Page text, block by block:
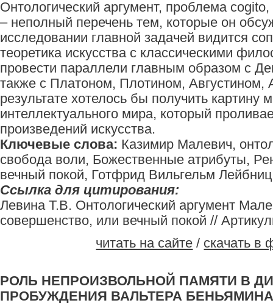
Онтологический аргумент, проблема
– неполный перечень тем, которые он
исследовании главной задачей видится
теоретика искусства с классическими
провести параллели главным образом с
также с Платоном, Плотином,
результате хотелось бы получить картину
интеллектуального мира, который
произведений искусства.
Ключевые слова: Казимир Малевич,
свобода воли, Божественные атрибуты,
вечный покой, Готфрид Вильгельм
Ссылка для цитирования:
Левина Т.В. Онтологический аргумент
совершенство, или вечный покой //
читать на сайте / скачать в
РОЛЬ НЕПРОИЗВОЛЬНОЙ ПАМЯТИ В
ПРОБУЖДЕНИЯ ВАЛЬТЕРА